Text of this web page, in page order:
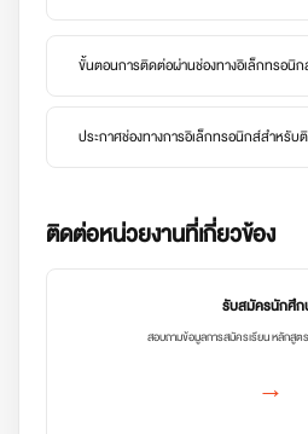
ขั้นตอนการติดต่อผ่านช่องทางอิเล็กทรอนิ
ประกาศช่องทางการอิเล็กทรอนิกส์สำหรั
ติดต่อหน่วยงานที่เกี่ยวข้อง
รับสมัครนักศึก
สอบถามข้อมูลการสมัครเรียน หลักสูต
→